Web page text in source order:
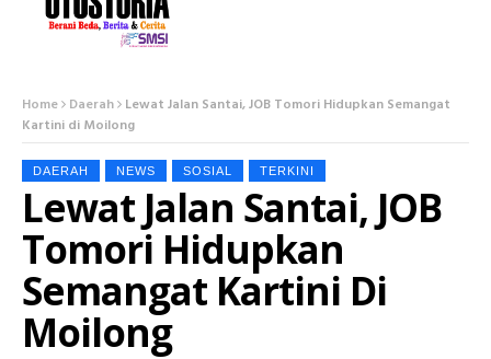
Home Daerah Lewat Jalan Santai, JOB Tomori Hidupkan Semangat
Kartini di Moilong
DAERAH NEWS SOSIAL TERKINI
Lewat Jalan Santai, JOB
Tomori Hidupkan
Semangat Kartini Di
Moilong